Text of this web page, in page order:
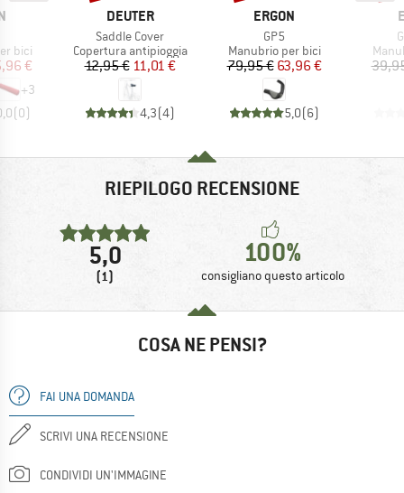
bici
ridotto
€
+3
(0)
MARCHIO
DEUTER
Articolo
Saddle Cover
Gruppo di prodotti
Copertura antipioggia
Prezzo
12,95 €Prezzo ridotto
11,01 €
4,3(4)
MARCHIO
ERGON
Articolo
GP5
Gruppo di prodotti
Manubrio per bici
Prezzo
79,95 €Prezzo ridotto
63,96 €
5,0(6)
RIEPILOGO RECENSIONE
5,0
(1)
100%
consigliano questo articolo
COSA NE PENSI?
FAI UNA DOMANDA
SCRIVI UNA RECENSIONE
CONDIVIDI UN'IMMAGINE